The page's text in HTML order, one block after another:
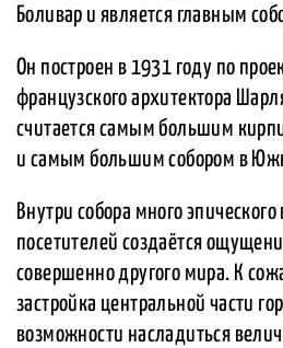
Боливар и является главным
Он построен в 1931 году по
французского архитектора
считается самым большим
и самым большим собором в
Внутри собора много
посетителей создаётся
совершенно другого мира. К
застройка центральной части
возможности насладиться